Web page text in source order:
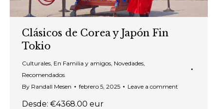
Clásicos de Corea y Japón Fin
Tokio
Culturales En Familia y amigos Novedades
Recomendados
By Randall Mesen febrero 5, 2025 Leave a comment
Desde: €4368.00 eur